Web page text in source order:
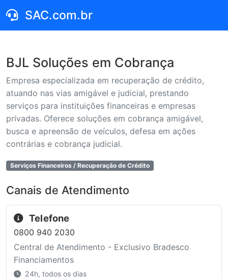
SAC.com.br
BJL Soluções em Cobrança
Empresa especializada em recuperação de crédito,
atuando nas vias amigável e judicial, prestando
serviços para instituições financeiras e empresas
privadas. Oferece soluções em cobrança amigável,
busca e apreensão de veículos, defesa em ações
contrárias e cobrança judicial.
Serviços Financeiros / Recuperação de Crédito
Canais de Atendimento
Telefone
0800 940 2030
Central de Atendimento - Exclusivo Bradesco
Financiamentos
24h, todos os dias